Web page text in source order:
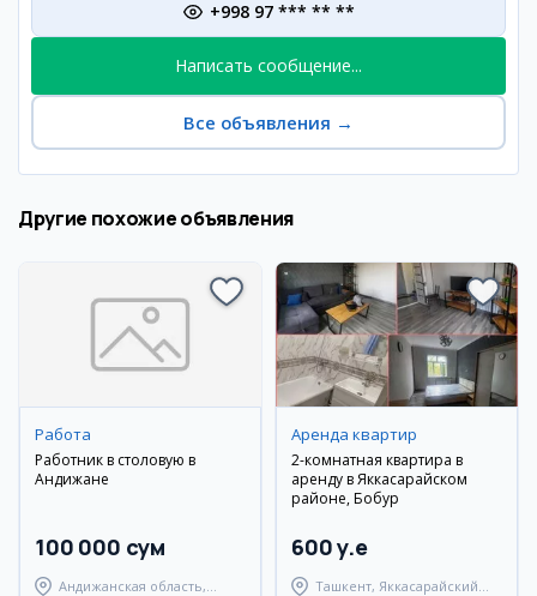
+998 97 *** ** **
Написать сообщение...
Все объявления →
Другие похожие объявления
Работа
Работник в столовую в
Андижане
100 000 сум
Андижанская область,
Аренда квартир
2-комнатная квартира в
аренду в Яккасарайском
районе, Бобур
600 y.e
Ташкент, Яккасарайский